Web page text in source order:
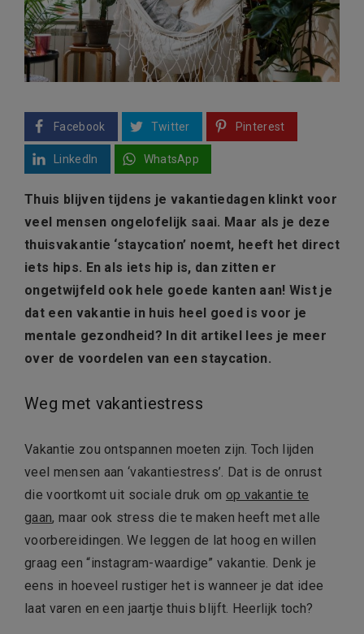
Facebook Twitter Pinterest
LinkedIn WhatsApp
Thuis blijven tijdens je vakantiedagen klinkt voor
veel mensen ongelofelijk saai. Maar als je deze
thuisvakantie ‘staycation’ noemt, heeft het direct
iets hips. En als iets hip is, dan zitten er
ongetwijfeld ook hele goede kanten aan! Wist je
dat een vakantie in huis heel goed is voor je
mentale gezondheid? In dit artikel lees je meer
over de voordelen van een staycation.
Weg met vakantiestress
Vakantie zou ontspannen moeten zijn. Toch lijden
veel mensen aan ‘vakantiestress’. Dat is de onrust
die voortkomt uit sociale druk om op vakantie te
gaan, maar ook stress die te maken heeft met alle
voorbereidingen. We leggen de lat hoog en willen
graag een “instagram-waardige” vakantie. Denk je
eens in hoeveel rustiger het is wanneer je dat idee
laat varen en een jaartje thuis blijft. Heerlijk toch?